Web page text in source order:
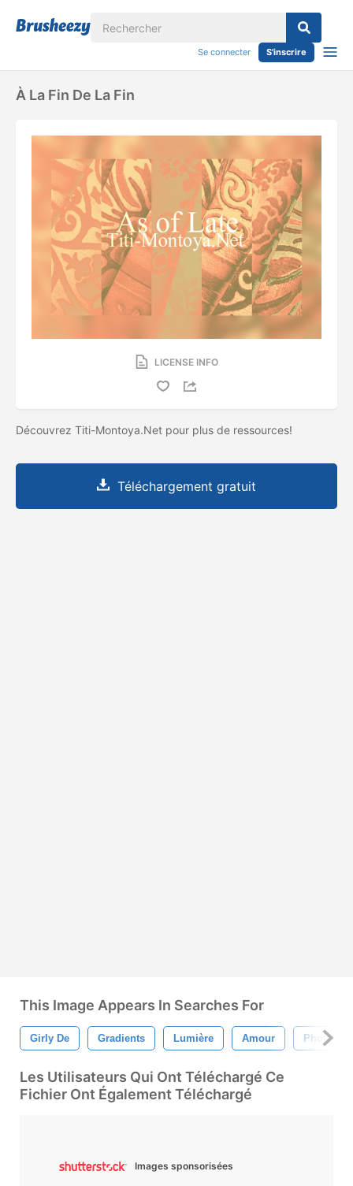
Se connecter S'inscrire
À La Fin De La Fin
LICENSE INFO
Découvrez Titi-Montoya.Net pour plus de ressources!
Téléchargement gratuit
This Image Appears In Searches For
Girly De Gradients Lumière Amour
Les Utilisateurs Qui Ont Téléchargé Ce
Fichier Ont Également Téléchargé
Images sponsorisées